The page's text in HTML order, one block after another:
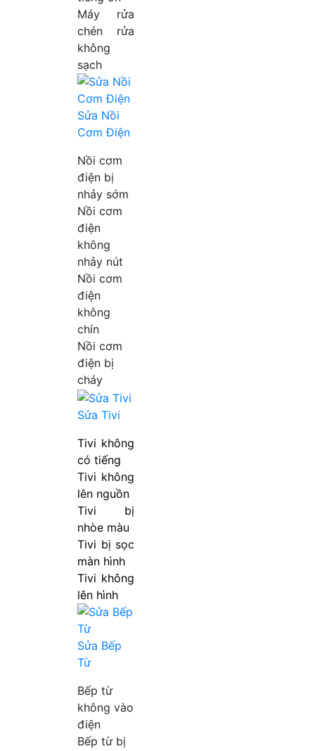
Máy rửa
chén rửa
không
sạch
Sửa Nồi
Cơm Điện
Nồi cơm
điện bị
nhảy sớm
Nồi cơm
điện
không
nhảy nút
Nồi cơm
điện
không
chín
Nồi cơm
điện bị
cháy
Sửa Tivi
Tivi không
có tiếng
Tivi không
lên nguồn
Tivi bị
nhòe màu
Tivi bị sọc
màn hình
Tivi không
lên hình
Sửa Bếp
Từ
Bếp từ
không vào
điện
Bếp từ bị